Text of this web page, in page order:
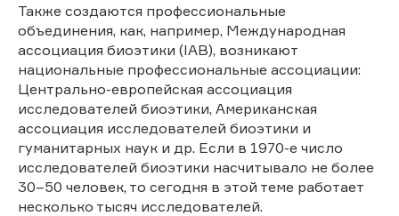
Также создаются профессиональные
объединения, как, например, Международная
ассоциация биоэтики (IAB), возникают
национальные профессиональные ассоциации:
Центрально-европейская ассоциация
исследователей биоэтики, Американская
ассоциация исследователей биоэтики и
гуманитарных наук и др. Если в 1970-е число
исследователей биоэтики насчитывало не более
30–50 человек, то сегодня в этой теме работает
несколько тысяч исследователей.